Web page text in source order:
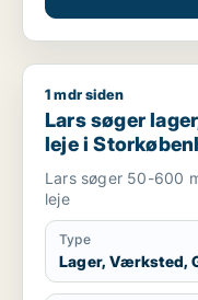
Lars søger lager,
1 mdr siden
Lars søger
leje i
Lars søger 50-600
leje
Type
Lager, Værksted,